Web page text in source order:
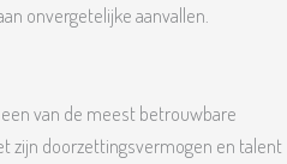
onvergetelijke aanvallen.
van de meest betrouwbare
zijn doorzettingsvermogen en talent